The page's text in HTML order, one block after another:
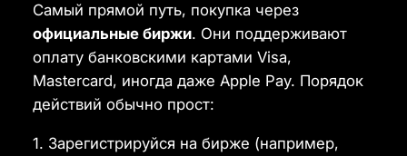
Самый прямой путь, покупка через
официальные биржи. Они поддерживают
оплату банковскими картами Visa,
Mastercard, иногда даже Apple Pay. Порядок
действий обычно прост:
1. Зарегистрируйся на бирже (например,